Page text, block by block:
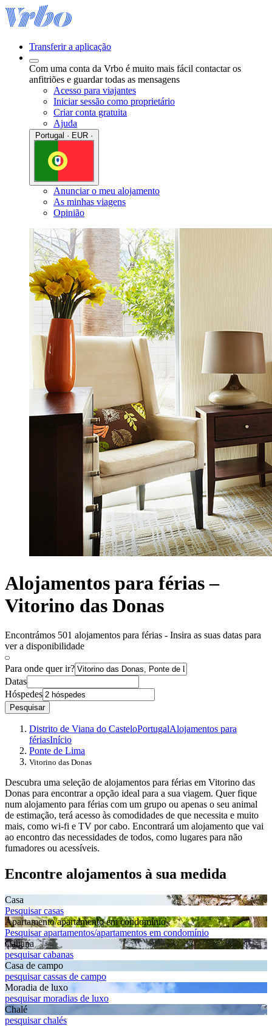
Transferir a aplicação
Com uma conta da Vrbo é muito mais fácil contactar os
anfitriões e guardar todas as mensagens
Acesso para viajantes
Iniciar sessão como proprietário
Criar conta gratuita
Ajuda
Anunciar o meu alojamento
As minhas viagens
Opinião
Alojamentos para férias –
Vitorino das Donas
Encontrámos 501 alojamentos para férias - Insira as suas datas para
ver a disponibilidade
Para onde quer ir?
Datas
Hóspedes
Pesquisar
Distrito de Viana do CasteloPortugalAlojamentos para
fériasInício
Ponte de Lima
Vitorino das Donas
Descubra uma seleção de alojamentos para férias em Vitorino das
Donas para encontrar a opção ideal para a sua viagem. Quer fique
num alojamento para férias com um grupo ou apenas o seu animal
de estimação, terá acesso às comodidades de que necessita e muito
mais, como wi-fi e TV por cabo. Encontrará um alojamento que vai
ao encontro das necessidades de todos, como lugares para não
fumadores ou acessíveis.
Encontre alojamentos à sua medida
Casa
Pesquisar casas
Apartamento/apartamento em condomínio
Pesquisar apartamentos/apartamentos em condomínio
Cabana
pesquisar cabanas
Casa de campo
pesquisar cassas de campo
Moradia de luxo
pesquisar moradias de luxo
Chalé
pesquisar chalés